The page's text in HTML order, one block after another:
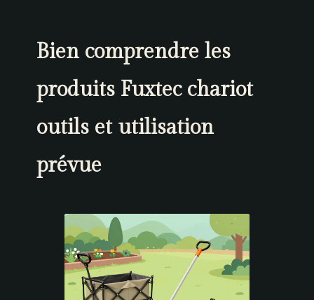
Bien comprendre les
produits Fuxtec chariot
outils et utilisation
prévue